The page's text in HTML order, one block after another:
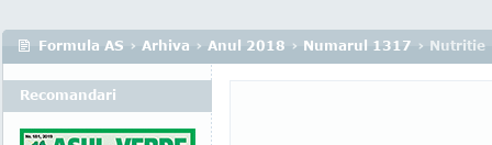
Formula AS › Arhiva › Anul 2018 › Numarul 1317 › Nutritie
Recomandari